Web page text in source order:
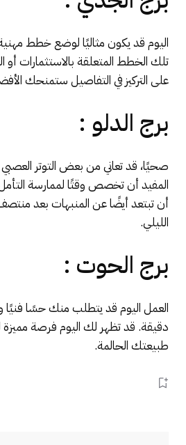
اليوم قد يكون مثاليًا لوضع خطط
تلك الخطط المتعلقة بالاستثمارات أو
على التركيز في التفاصيل ستمنحك
برج الدلو :
صحيًا، قد تعاني من بعض التوتر
المفيد أن تخصص وقتًا لممارسة
أن تبتعد أيضًا عن المنبهات بعد
الليلي.
برج الحوت :
العمل اليوم قد يتطلب منك حسًا فنيًا
دقيقة. قد تظهر لك اليوم فرصة
طبيعتك الحالمة.